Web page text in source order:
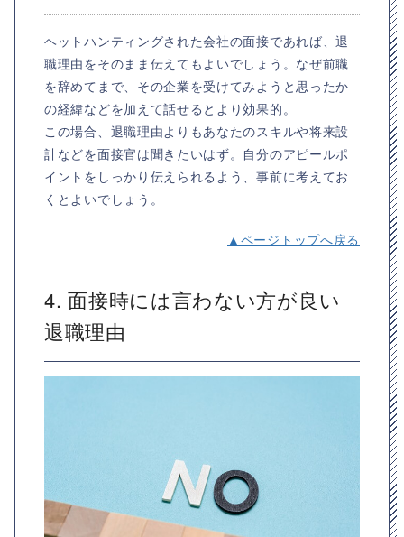
ヘットハンティングされた会社の面接であれば、退
職理由をそのまま伝えてもよいでしょう。なぜ前職
を辞めてまで、その企業を受けてみようと思ったか
の経緯などを加えて話せるとより効果的。
この場合、退職理由よりもあなたのスキルや将来設
計などを面接官は聞きたいはず。自分のアピールポ
イントをしっかり伝えられるよう、事前に考えてお
くとよいでしょう。
▲ページトップへ戻る
4. 面接時には言わない方が良い
退職理由